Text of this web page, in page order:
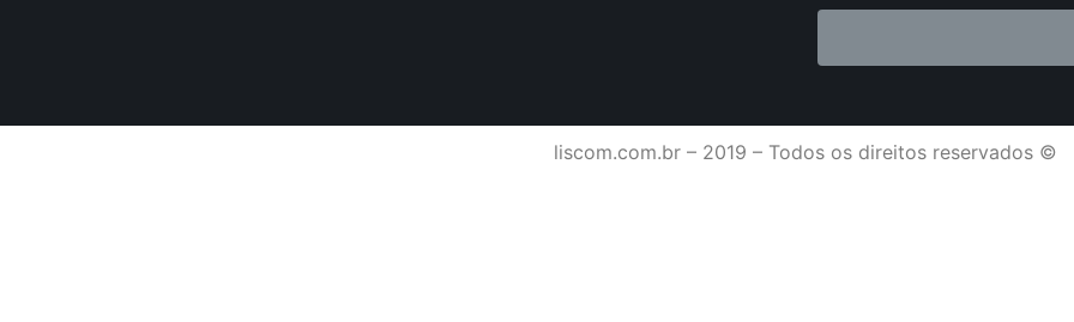
liscom.com.br – 2019 – Todos os direitos reservados ©